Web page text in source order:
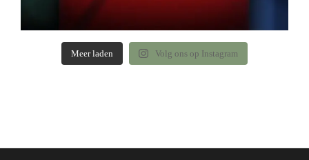
Meer laden Volg ons op Instagram